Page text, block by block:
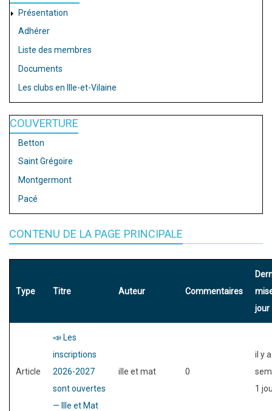
Présentation
Adhérer
Liste des membres
Documents
Les clubs en Ille-et-Vilaine
COUVERTURE
Betton
Saint Grégoire
Montgermont
Pacé
CONTENU DE LA PAGE PRINCIPALE
Type Titre Auteur Commentaires
jour
Article
📣 Les
inscriptions
2026-2027
sont ouvertes
— Ille et Mat
ille et mat 0
il y
1